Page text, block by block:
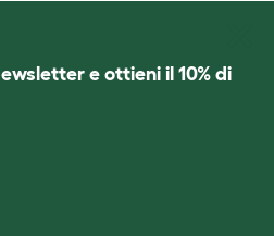
e ottieni il 10% di